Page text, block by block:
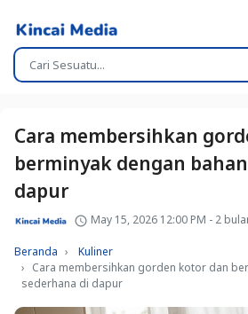
Cara membersihkan
berminyak dengan
dapur
May 15, 2026 12:00 PM - 2
Beranda
Kuliner
Cara membersihkan gorden kotor dan
sederhana di dapur